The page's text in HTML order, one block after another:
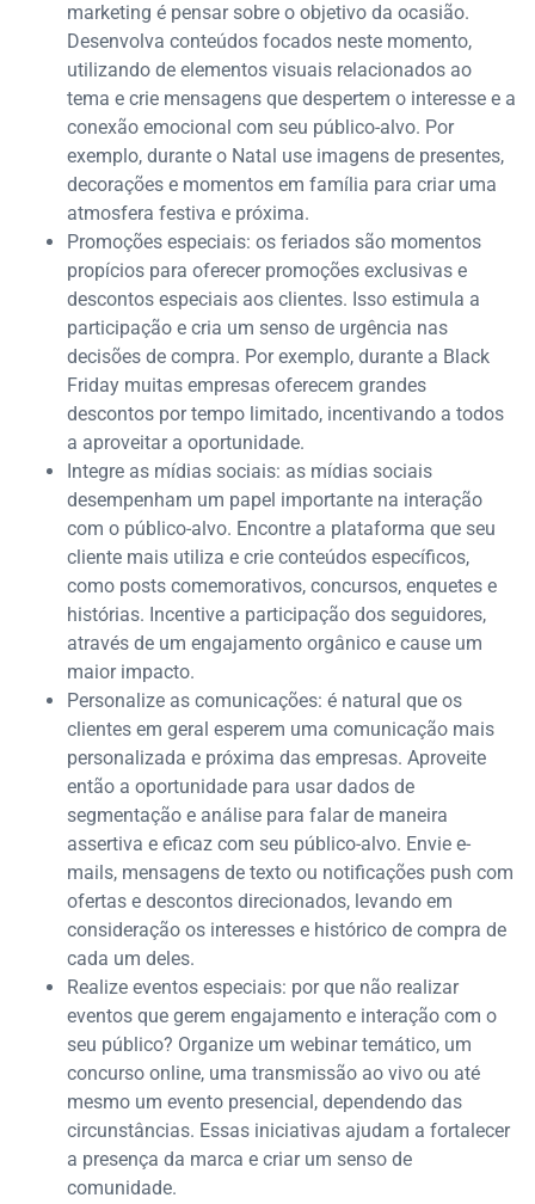
marketing é pensar sobre o objetivo da ocasião.
Desenvolva conteúdos focados neste momento,
utilizando de elementos visuais relacionados ao
tema e crie mensagens que despertem o interesse e a
conexão emocional com seu público-alvo. Por
exemplo, durante o Natal use imagens de presentes,
decorações e momentos em família para criar uma
atmosfera festiva e próxima.
Promoções especiais: os feriados são momentos
propícios para oferecer promoções exclusivas e
descontos especiais aos clientes. Isso estimula a
participação e cria um senso de urgência nas
decisões de compra. Por exemplo, durante a Black
Friday muitas empresas oferecem grandes
descontos por tempo limitado, incentivando a todos
a aproveitar a oportunidade.
Integre as mídias sociais: as mídias sociais
desempenham um papel importante na interação
com o público-alvo. Encontre a plataforma que seu
cliente mais utiliza e crie conteúdos específicos,
como posts comemorativos, concursos, enquetes e
histórias. Incentive a participação dos seguidores,
através de um engajamento orgânico e cause um
maior impacto.
Personalize as comunicações: é natural que os
clientes em geral esperem uma comunicação mais
personalizada e próxima das empresas. Aproveite
então a oportunidade para usar dados de
segmentação e análise para falar de maneira
assertiva e eficaz com seu público-alvo. Envie e-
mails, mensagens de texto ou notificações push com
ofertas e descontos direcionados, levando em
consideração os interesses e histórico de compra de
cada um deles.
Realize eventos especiais: por que não realizar
eventos que gerem engajamento e interação com o
seu público? Organize um webinar temático, um
concurso online, uma transmissão ao vivo ou até
mesmo um evento presencial, dependendo das
circunstâncias. Essas iniciativas ajudam a fortalecer
a presença da marca e criar um senso de
comunidade.